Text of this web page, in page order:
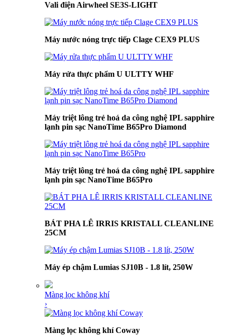
Vali điện Airwheel SE3S-LIGHT
Máy nước nóng trực tiếp Clage CEX9 PLUS
Máy rửa thực phẩm U ULTTY WHF
Máy triệt lông trẻ hoá da công nghệ IPL sapphire
lạnh pin sạc NanoTime B65Pro Diamond
Máy triệt lông trẻ hoá da công nghệ IPL sapphire
lạnh pin sạc NanoTime B65Pro
BÁT PHA LÊ IRRIS KRISTALL CLEANLINE
25CM
Máy ép chậm Lumias SJ10B - 1.8 lít, 250W
Màng lọc không khí
›
Màng lọc không khí Coway